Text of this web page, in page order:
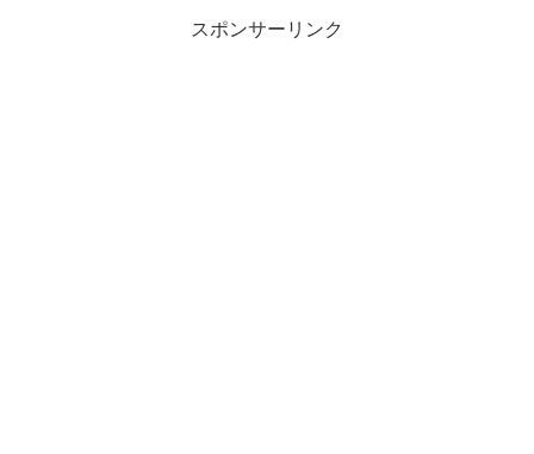
スポンサーリンク